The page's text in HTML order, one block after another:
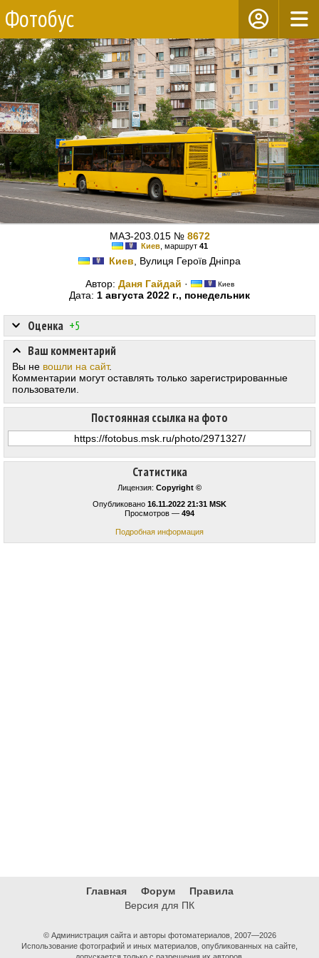
Фотобус
МАЗ-203.015 № 8672
Киев, маршрут 41
Киев , Вулиця Героїв Дніпра
Автор: Даня Гайдай · Киев
Дата: 1 августа 2022 г., понедельник
Статистика
Лицензия: Copyright ©
Опубликовано 16.11.2022 21:31 MSK
Просмотров — 494
Подробная информация
Оценка +5
Постоянная ссылка на фото
Ваш комментарий
Вы не вошли на сайт.
Комментарии могут оставлять только зарегистрированные
пользователи.
Главная Форум
Правила
Версия для ПК
© Администрация сайта и авторы фотоматериалов, 2007—2026
Использование фотографий и иных материалов, опубликованных на сайте,